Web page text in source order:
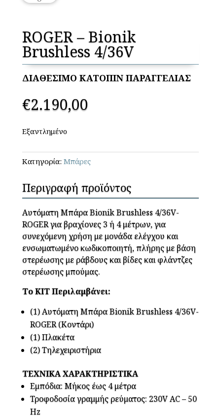
ROGER – Bionik
Brushless 4/36V
ΔΙΑΘΕΣΙΜΟ ΚΑΤΟΠΙΝ ΠΑΡΑΓΓΕΛΙΑΣ
€2.190,00
Εξαντλημένο
Κατηγορία: Μπάρες
Περιγραφή προϊόντος
Αυτόματη Μπάρα Bionik Brushless 4/36V-
ROGER για βραχίονες 3 ή 4 μέτρων, για
συνεχόμενη χρήση με μονάδα ελέγχου και
ενσωματωμένο κωδικοποιητή, πλήρης με βάση
στερέωσης με ράβδους και βίδες και φλάντζες
στερέωσης μπούμας.
Το ΚΙΤ Περιλαμβάνει:
(1) Αυτόματη Μπάρα Bionik Brushless 4/36V-
ROGER (Κοντάρι)
(1) Πλακέτα
(2) Τηλεχειριστήρια
ΤΕΧΝΙΚΑ ΧΑΡΑΚΤΗΡΙΣΤΙΚΑ
Εμπόδια: Μήκος έως 4 μέτρα
Τροφοδοσία γραμμής ρεύματος: 230V AC – 50
Hz